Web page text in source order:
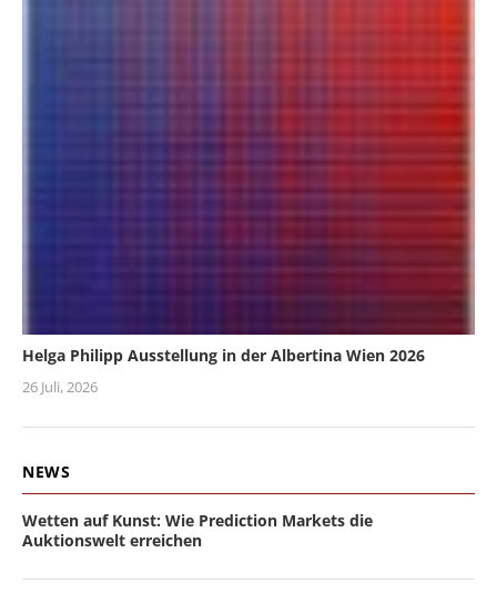
Helga Philipp Ausstellung in der Albertina Wien 2026
26 Juli, 2026
NEWS
Wetten auf Kunst: Wie Prediction Markets die
Auktionswelt erreichen